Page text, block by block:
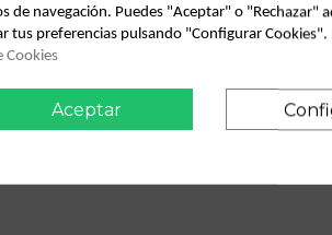
Descripción
Recambio de transmision
09.03 - 12.09 referencia
de navegación. Puedes "Aceptar" o "Rechazar"
tus preferencias pulsando "Configurar Cookies".
Cookies
Aceptar